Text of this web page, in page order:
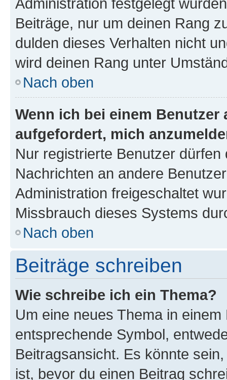
Beiträge, nur um deinen Rang
dulden dieses Verhalten nicht
wird deinen Rang unter
Nach oben
Wenn ich bei einem
aufgefordert, mich
Nur registrierte Benutzer
Nachrichten an andere
Administration freigeschaltet
Missbrauch dieses Systems
Nach oben
Beiträge schreiben
Wie schreibe ich ein Thema?
Um eine neues Thema in
entsprechende Symbol,
Beitragsansicht. Es könnte
ist, bevor du einen Beitrag